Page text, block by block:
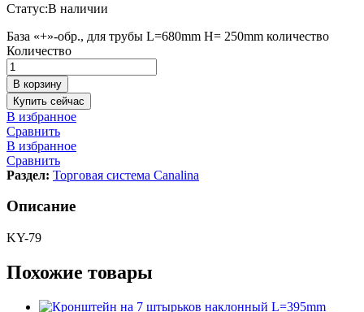
Статус:В наличии
База «+»-обр., для трубы L=680mm H= 250mm количество
Количество
В корзину
Купить сейчас
В избранное
Сравнить
В избранное
Сравнить
Раздел: Торговая система Canalina
Описание
KY-79
Похожие товары